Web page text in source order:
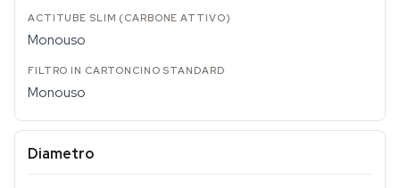
Monouso
Monouso
Diametro